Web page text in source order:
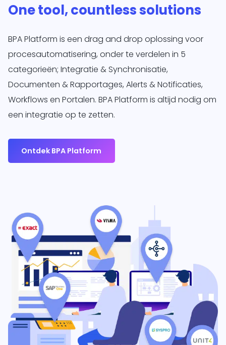
One tool, countless solutions
BPA Platform is een drag and drop oplossing voor
procesautomatisering, onder te verdelen in 5
categorieën; Integratie & Synchronisatie,
Documenten & Rapportages, Alerts & Notificaties,
Workflows en Portalen. BPA Platform is altijd nodig om
een integratie op te zetten.
Ontdek BPA Platform